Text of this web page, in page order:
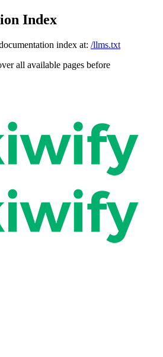
Index
index at: /llms.txt
all available pages before